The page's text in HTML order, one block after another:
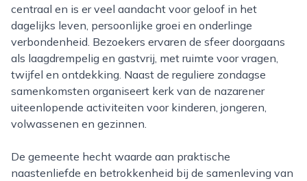
centraal en is er veel aandacht voor geloof in het
dagelijks leven, persoonlijke groei en onderlinge
verbondenheid. Bezoekers ervaren de sfeer doorgaans
als laagdrempelig en gastvrij, met ruimte voor vragen,
twijfel en ontdekking. Naast de reguliere zondagse
samenkomsten organiseert kerk van de nazarener
uiteenlopende activiteiten voor kinderen, jongeren,
volwassenen en gezinnen.
De gemeente hecht waarde aan praktische
naastenliefde en betrokkenheid bij de samenleving van